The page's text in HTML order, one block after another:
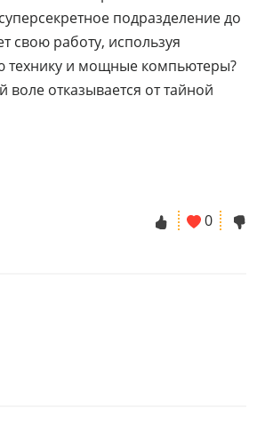
подразделение до
свою работу, используя
технику и мощные компьютеры?
воле отказывается от тайной
0